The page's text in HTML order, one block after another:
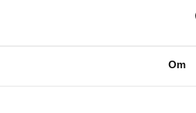
Om
Leverans inom 3-5 arbetsdagar på
när du
900:- i frakt vid köp av större möbler